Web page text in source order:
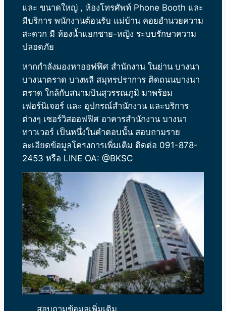
และ ขนาดใหญ่ , ห้องโทรศัพท์ Phone Booth และ
มีบริการ พนักงานต้อนรับ แม่บ้าน คอยอำนวยความ
สะดวก มี ห้องน้ำแยกชาย-หญิง ระบบรักษาความ
ปลอดภัย
หากกำลังมองหาออฟฟิศ สำนักงาน ในย่าน บางนา
บางนาตราด บางพลี สมุทรปราการ ติดถนนบางนา
ตราด ใกล้กับสนามบินสุวรรณภูมิ มาพร้อม
เฟอร์นิเจอร์ และ อุปกรณ์สำนักงาน และบริการ
ต่างๆ เซอร์วิสออฟฟิศ อาคารสำนักงานบางนา
ทาวเวอร์ เป็นหนึ่งในคำตอบนั้น สอบถามราย
ละเอียดข้อมูลโครงการเพิ่มเติม ติดต่อ 091-878-
2453 หรือ LINE OA: @BKSC